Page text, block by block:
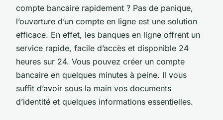
compte bancaire rapidement ? Pas de panique,
l’ouverture d’un compte en ligne est une solution
efficace. En effet, les banques en ligne offrent un
service rapide, facile d’accès et disponible 24
heures sur 24. Vous pouvez créer un compte
bancaire en quelques minutes à peine. Il vous
suffit d’avoir sous la main vos documents
d’identité et quelques informations essentielles.